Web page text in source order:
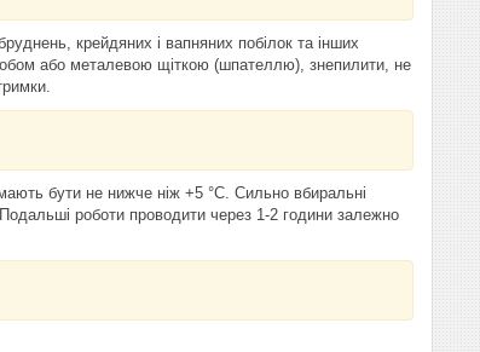
крейдяних і вапняних побілок та інших
або металевою щіткою (шпателлю), знепилити, не
бути не нижче ніж +5 °C. Сильно вбиральні
роботи проводити через 1-2 години залежно